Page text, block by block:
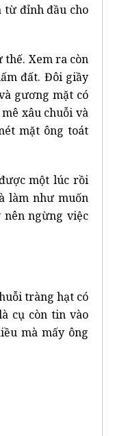
đỉnh đầu cho
thế. Xem ra còn
đất. Đôi giầy
gương mặt có
xâu chuỗi và
mặt ông toát
một lúc rồi
làm như muốn
ngừng việc
tràng hạt có
cụ còn tin vào
mà mấy ông